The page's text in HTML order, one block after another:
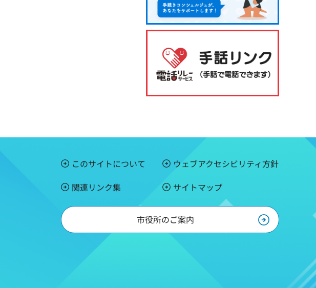
このサイトについて
ウェブアクセシビリティ方針
関連リンク集
サイトマップ
市役所のご案内